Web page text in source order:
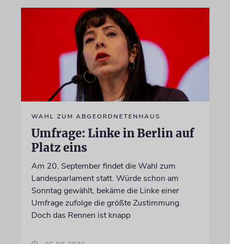
WAHL ZUM ABGEORDNETENHAUS
Umfrage: Linke in Berlin auf
Platz eins
Am 20. September findet die Wahl zum
Landesparlament statt. Würde schon am
Sonntag gewählt, bekäme die Linke einer
Umfrage zufolge die größte Zustimmung.
Doch das Rennen ist knapp